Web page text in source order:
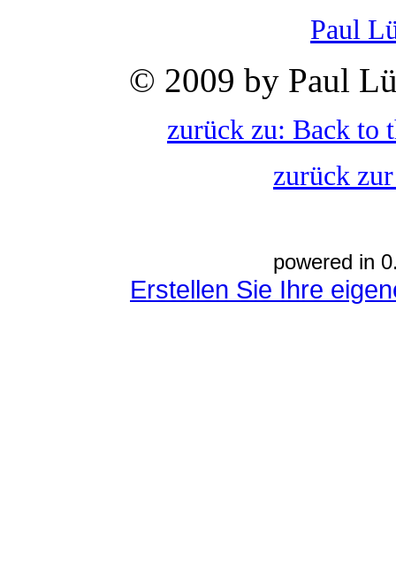
Paul
© 2009 by Paul
zurück zu: Back to
zurück
powered in
Erstellen Sie Ihre